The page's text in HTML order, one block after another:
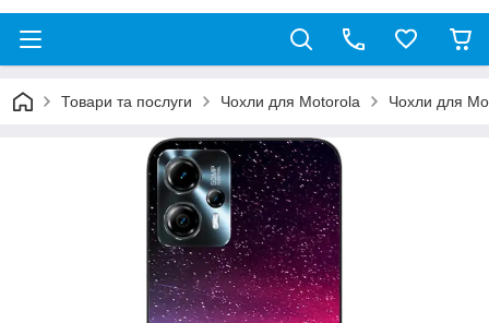
Товари та послуги Чохли для Motorola Чохли для